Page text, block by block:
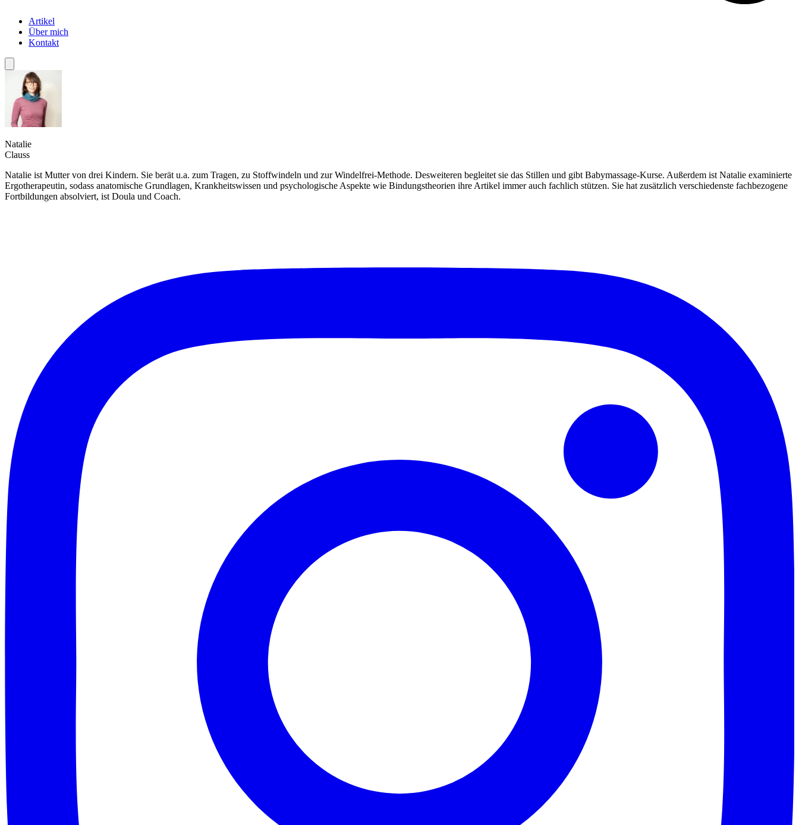
Artikel
Über mich
Kontakt
Natalie
Clauss
Natalie ist Mutter von drei Kindern. Sie berät u.a. zum Tragen, zu Stoffwindeln und zur Windelfrei-Methode. Desweiteren begleitet sie das Stillen und gibt Babymassage-Kurse. Außerdem ist Natalie examinierte
Ergotherapeutin, sodass anatomische Grundlagen, Krankheitswissen und psychologische Aspekte wie Bindungstheorien ihre Artikel immer auch fachlich stützen. Sie hat zusätzlich verschiedenste fachbezogene
Fortbildungen absolviert, ist Doula und Coach.